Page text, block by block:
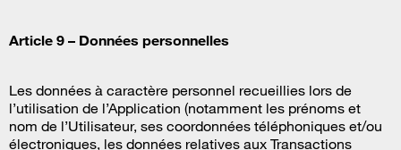
Article 9 – Données personnelles
Les données à caractère personnel recueillies lors de
l’utilisation de l’Application (notamment les prénoms et
nom de l’Utilisateur, ses coordonnées téléphoniques et/ou
électroniques, les données relatives aux Transactions